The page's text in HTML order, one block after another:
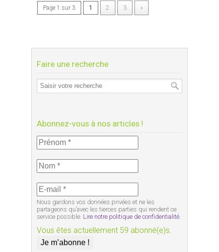
Page 1 sur 3 1 2 3 »
Faire une recherche
Abonnez-vous à nos articles !
Nous gardons vos données privées et ne les
partageons qu’avec les tierces parties qui rendent ce
service possible. Lire notre politique de confidentialité.
Vous êtes actuellement 59 abonné(e)s.